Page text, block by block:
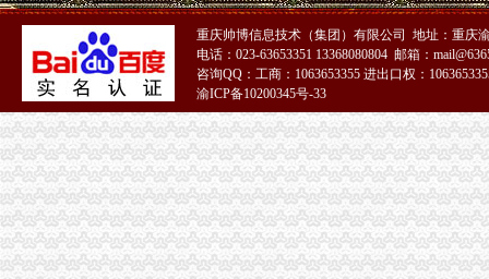
重庆一元注册公司
【图】投资基金公司与基金管理公司注册条件（安l77lo7663l3_重庆公
页-重庆市一元商贸发展有限公司-主营：钢材；通讯器材；茶叶
重庆0元注册公司
重庆都尚装修有限公司-土巴兔装修网
荣威荣威550高优惠0万元,重庆世纪沪力汽车销售服务有限公司,
重庆免费注册公司
重庆冰盈注册安全工程师事务所有限公司
重庆九龙坡商标注册找哪个公司？_第1页_重庆E线广告设计策划_职场
免费注册公司
【成都注册公司公司注册只要0元免费注册】-锦江牛王庙易登网
徐州专业免费公司注册_徐州商务服务-徐州-苏北信息港
重庆帅博信息技术（集团）有限公司 地址：重庆
电话：023-63653351 13368080804 邮箱：
咨询QQ：工商：1063653355 进出口权：
渝ICP备10200345号-33